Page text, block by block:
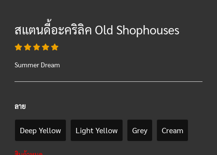
สแตนดี้อะคริลิค Old Shophouses
Summer Dream
ลาย
Deep Yellow Light Yellow Grey Cream